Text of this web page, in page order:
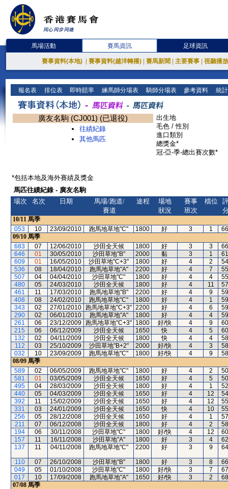
馬場活動 賽馬資訊 足球資訊
賽事資料(本地) 賽事資料(越洋轉播) 賽馬新聞 主要賽事 視聽播
報名表 排位表 即時賠率 練馬師分場表 騎師分場表 參考資料 統
廣友名駒 (CJ001) (已退役)
往績紀錄
其他馬匹
出生地
毛色 / 性別
進口類別
總獎金*
冠-亞-季-總出賽次數*
*包括本地及海外賽績及獎金
馬匹往績紀錄 - 廣友名駒
場次
名次 日期
馬場/跑道/
賽道
途程
場地
狀況
賽事
班次
檔位
10/11 馬季
053
10 23/09/2010 跑馬地草地"C" 1800 好 3 1
66
09/10 馬季
683
07 12/06/2010 沙田全天候 1800 好 3 3
66
646
01 30/05/2010 沙田草地"B" 2000 黏 3 1
61
609
01 16/05/2010 沙田草地"C+3" 1800 好 4 2
54
536
08 18/04/2010 跑馬地草地"A" 2200 好 4 7
55
507
04 04/04/2010 沙田草地"C" 1800 好 4 4
55
480
05 24/03/2010 沙田全天候 1800 好 4 11
57
461
11 17/03/2010 跑馬地草地"B" 2200 好 4 9
59
408
08 24/02/2010 跑馬地草地"C" 1800 好 4 1
59
343
02 27/01/2010 跑馬地草地"C+3" 2200 好 4 6
59
290
02 06/01/2010 跑馬地草地"A" 1800 好 4 4
59
261
06 23/12/2009 跑馬地草地"C+3" 1800 好/快 4 9
60
215
06 06/12/2009 沙田全天候 1650 快 4 5
60
132
02 04/11/2009 沙田全天候 1800 快 4 4
58
112
03 25/10/2009 沙田草地"B+2" 2000 好/快 4 3
58
032
10 23/09/2009 跑馬地草地"C" 1800 好/快 4 9
58
08/09 馬季
589
02 06/05/2009 跑馬地草地"C" 1800 好 4 2
50
581
01 03/05/2009 沙田全天候 1650 好 4 5
50
495
04 28/03/2009 沙田全天候 1800 好 4 1
52
440
05 04/03/2009 沙田全天候 1650 好 4 12
54
392
11 15/02/2009 沙田全天候 1650 好 4 12
55
331
03 24/01/2009 沙田全天候 1650 快 4 10
55
256
05 28/12/2008 沙田全天候 1650 好 4 1
57
211
07 06/12/2008 沙田全天候 1800 好 4 2
58
194
06 30/11/2008 沙田草地"C" 1800 好/快 4 12
60
157
11 16/11/2008 沙田草地"A" 1800 好 3 4
62
137
11 04/11/2008 跑馬地草地"C" 2200 好 3 9 64
110 07 26/10/2008 沙田草地"B" 1800 好 3 8
66
049
05 01/10/2008 沙田草地"C" 1800 好/快 3 7
67
017
10 17/09/2008 跑馬地草地"A" 1650 好/快 3 2
68
07/08 馬季